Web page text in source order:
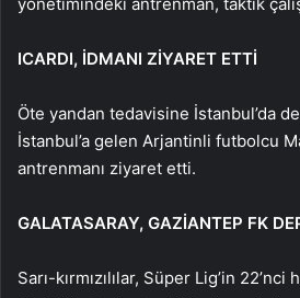
ICARDI, İDMANI ZİYARET ETTİ
Öte yandan tedavisine İstanbul’da
İstanbul’a gelen Arjantinli futbolcu
antrenmanı ziyaret etti.
GALATASARAY, GAZİANTEP FK
Sarı-kırmızılılar, Süper Lig’in 22’nci